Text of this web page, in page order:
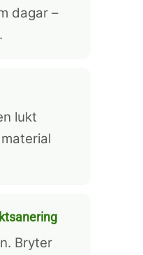
dagar –
lukt
Bryter